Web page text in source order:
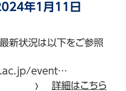
年1月11日
新状況は以下をご参照
event…
詳細はこちら